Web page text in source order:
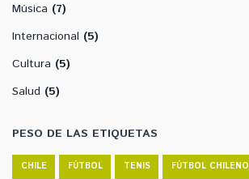
Música (7)
Internacional (5)
Cultura (5)
Salud (5)
PESO DE LAS ETIQUETAS
CHILE FÚTBOL TENIS FÚTBOL CHILENO